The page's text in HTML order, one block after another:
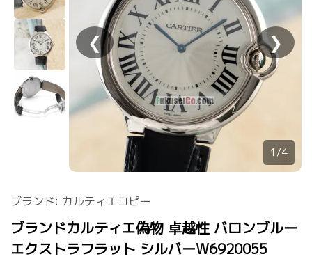
❮ ❯
1/4
ブランド: カルティエコピー
ブランドカルティエ偽物 卓越性 バロンブルー
エクストラフラット シルバーW6920055